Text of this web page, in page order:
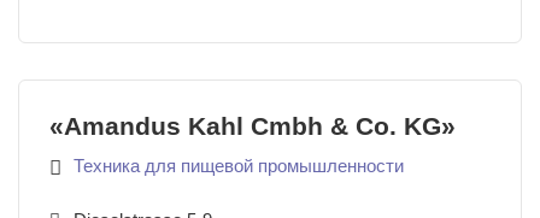
«Amandus Kahl Cmbh & Co. KG»
Техника для пищевой промышленности